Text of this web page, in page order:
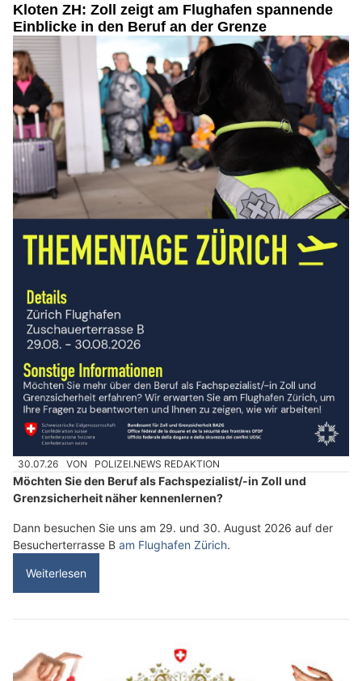
Kloten ZH: Zoll zeigt am Flughafen spannende
Einblicke in den Beruf an der Grenze
30.07.26 VON POLIZEI.NEWS REDAKTION
Möchten Sie den Beruf als Fachspezialist/-in Zoll und
Grenzsicherheit näher kennenlernen?
Dann besuchen Sie uns am 29. und 30. August 2026 auf der
Besucherterrasse B am Flughafen Zürich.
Weiterlesen